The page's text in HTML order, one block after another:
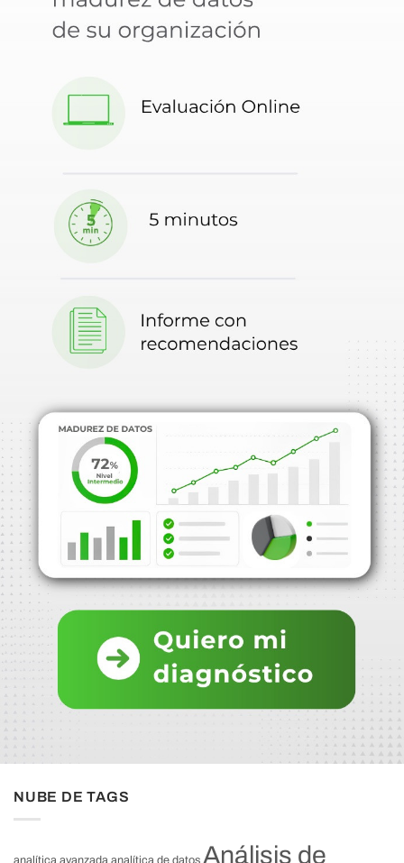
NUBE DE TAGS
analítica avanzada analítica de datos Análisis de